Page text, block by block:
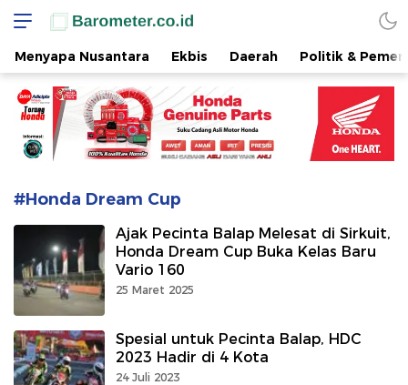
www.barometer.co.id
Berita Terkini di Sulawesi Utara
Menyapa Nusantara Ekbis Daerah Politik &
#Honda Dream Cup
Ajak Pecinta Balap Melesat di Sirkuit,
Honda Dream Cup Buka Kelas Baru
Vario 160
25 Maret 2025
Spesial untuk Pecinta Balap, HDC
2023 Hadir di 4 Kota
24 Juli 2023